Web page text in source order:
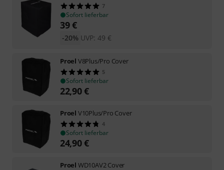
7
Sofort lieferbar
39€
UVP: 49 €
-20%
Proel V8Plus/Pro Cover
5
Sofort lieferbar
22,90€
Proel V10Plus/Pro Cover
4
Sofort lieferbar
24,90€
Proel WD10AV2 Cover